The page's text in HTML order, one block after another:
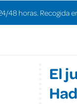
48 horas. Recogida
El